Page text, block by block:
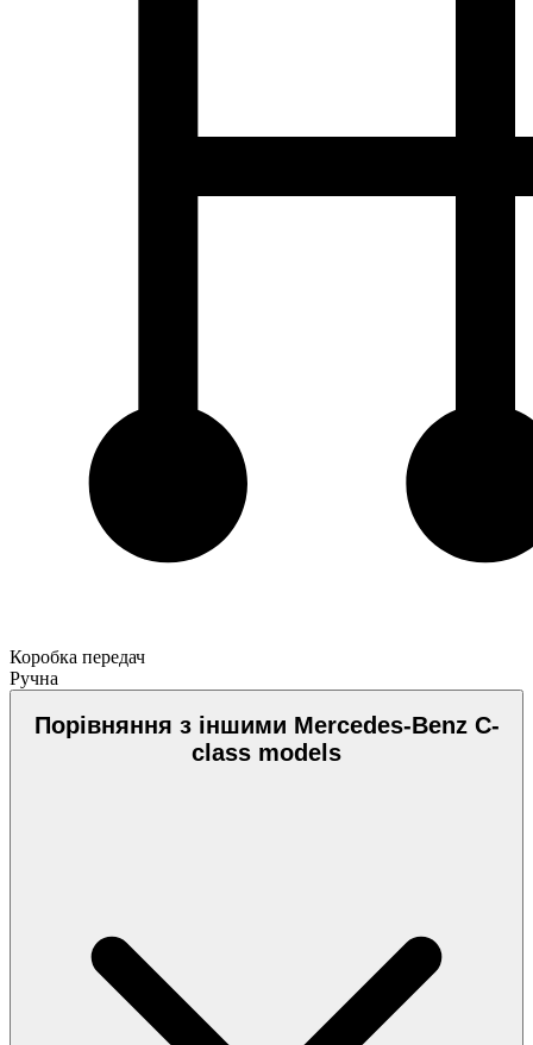
Коробка передач
Ручна
Порівняння з іншими Mercedes-Benz C-
class models